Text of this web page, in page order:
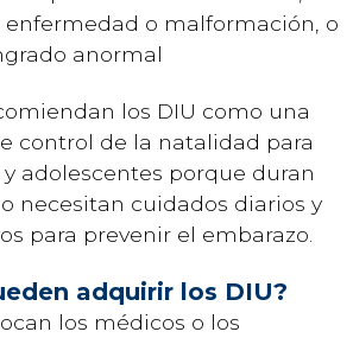
enfermedad o malformación, o
anormal
los DIU como una
control de la natalidad para
adolescentes porque duran
necesitan cuidados diarios y
para prevenir el embarazo.
adquirir los DIU?
los médicos o los